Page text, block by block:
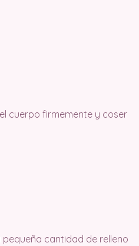
cuerpo firmemente y coser
pequeña cantidad de relleno